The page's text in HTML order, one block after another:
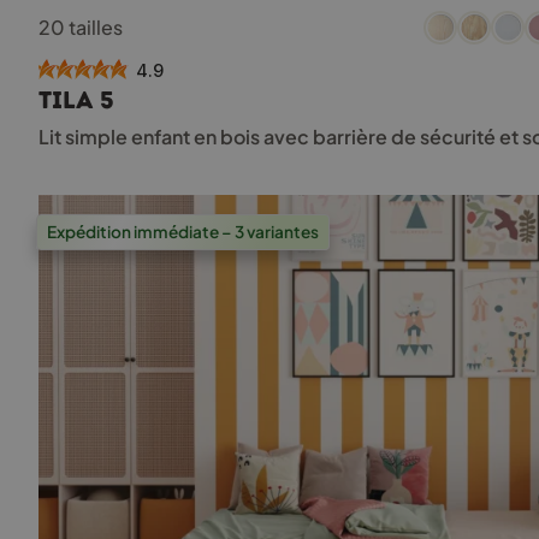
produit
a
plusieurs
variations.
Les
options
choisies
sur
20 tailles
4.9
TILA 5
Lit simple enfant en bois avec barrière de sécurité et
Expédition immédiate – 3 variantes